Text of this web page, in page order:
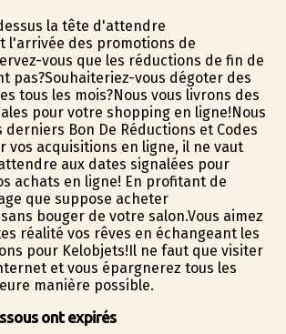
la tête d'attendre
l'arrivée des promotions de
vous que les réductions de fin de
pas?Souhaiteriez-vous dégoter des
tous les mois?Nous vous livrons des
pour votre shopping en ligne!Nous
derniers Bon De Réductions et Codes
vos acquisitions en ligne, il ne vaut
aux dates signalées pour
achats en ligne! En profitant de
que suppose acheter
bouger de votre salon.Vous aimez
réalité vos rêves en échangeant les
pour Kelobjets!Il ne faut que visiter
et vous épargnerez tous les
manière possible.
ont expirés